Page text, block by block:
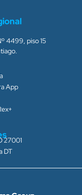
4499, piso 15
App
27001
DT